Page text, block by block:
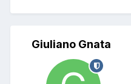
Giuliano Gnata